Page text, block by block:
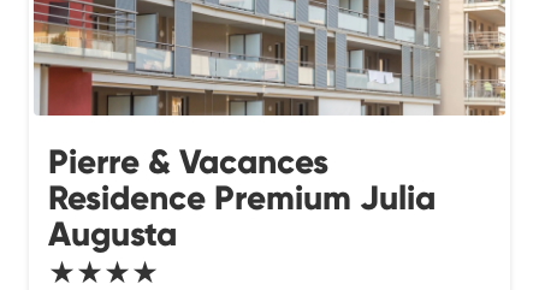
Pierre & Vacances
Residence Premium Julia
Augusta
★★★★